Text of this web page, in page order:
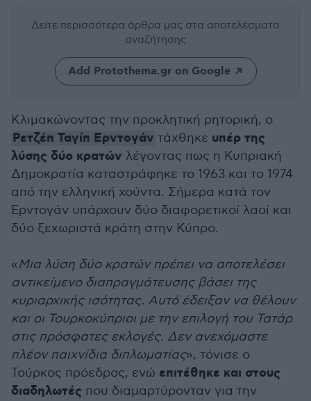
Δείτε περισσότερα άρθρα μας στα αποτελέσματα
αναζήτησης
Add Protothema.gr on Google
Κλιμακώνοντας την προκλητική ρητορική, ο
Ρετζέπ Ταγίπ Ερντογάν τάχθηκε υπέρ της
λύσης δύο κρατών λέγοντας πως η Κυπριακή
Δημοκρατία καταστράφηκε το 1963 και το 1974
από την ελληνική χούντα. Σήμερα κατά τον
Ερντογάν υπάρχουν δύο διαφορετικοί λαοί και
δύο ξεχωριστά κράτη στην Κύπρο.
«Μια λύση δύο κρατών πρέπει να αποτελέσει
αντικείμενο διαπραγμάτευσης βάσει της
κυριαρχικής ισότητας. Αυτό έδειξαν να θέλουν
και οι Τουρκοκύπριοι με την επιλογή του Τατάρ
στις πρόσφατες εκλογές. Δεν ανεχόμαστε
πλέον παιχνίδια διπλωματίας», τόνισε ο
Τούρκος πρόεδρος, ενώ επιτέθηκε και στους
διαδηλωτές που διαμαρτύρονταν για την